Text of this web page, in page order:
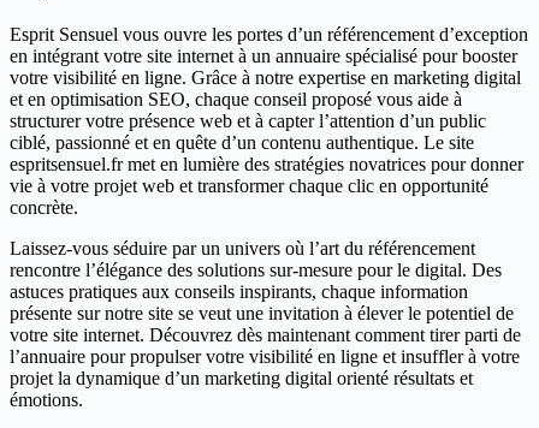
Esprit Sensuel vous ouvre les portes d’un référencement d’exception
en intégrant votre site internet à un annuaire spécialisé pour booster
votre visibilité en ligne. Grâce à notre expertise en marketing digital
et en optimisation SEO, chaque conseil proposé vous aide à
structurer votre présence web et à capter l’attention d’un public
ciblé, passionné et en quête d’un contenu authentique. Le site
espritsensuel.fr met en lumière des stratégies novatrices pour donner
vie à votre projet web et transformer chaque clic en opportunité
concrète.
Laissez-vous séduire par un univers où l’art du référencement
rencontre l’élégance des solutions sur-mesure pour le digital. Des
astuces pratiques aux conseils inspirants, chaque information
présente sur notre site se veut une invitation à élever le potentiel de
votre site internet. Découvrez dès maintenant comment tirer parti de
l’annuaire pour propulser votre visibilité en ligne et insuffler à votre
projet la dynamique d’un marketing digital orienté résultats et
émotions.